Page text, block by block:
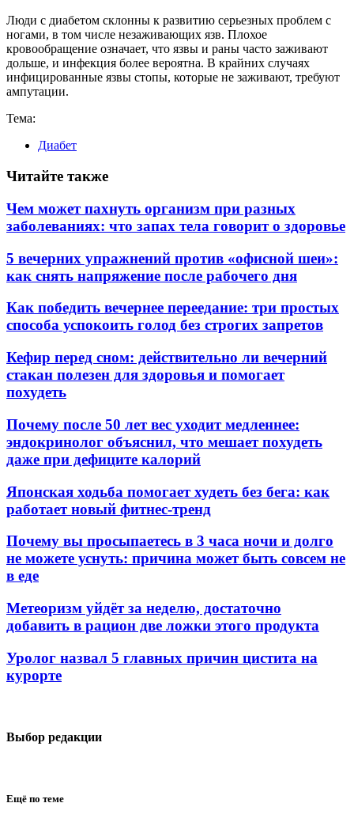
Люди с диабетом склонны к развитию серьезных проблем с
ногами, в том числе незаживающих язв. Плохое
кровообращение означает, что язвы и раны часто заживают
дольше, и инфекция более вероятна. В крайних случаях
инфицированные язвы стопы, которые не заживают, требуют
ампутации.
Тема:
Диабет
Читайте также
Чем может пахнуть организм при разных
заболеваниях: что запах тела говорит о здоровье
5 вечерних упражнений против «офисной шеи»:
как снять напряжение после рабочего дня
Как победить вечернее переедание: три простых
способа успокоить голод без строгих запретов
Кефир перед сном: действительно ли вечерний
стакан полезен для здоровья и помогает
похудеть
Почему после 50 лет вес уходит медленнее:
эндокринолог объяснил, что мешает похудеть
даже при дефиците калорий
Японская ходьба помогает худеть без бега: как
работает новый фитнес-тренд
Почему вы просыпаетесь в 3 часа ночи и долго
не можете уснуть: причина может быть совсем не
в еде
Метеоризм уйдёт за неделю, достаточно
добавить в рацион две ложки этого продукта
Уролог назвал 5 главных причин цистита на
курорте
Выбор редакции
Ещё по теме